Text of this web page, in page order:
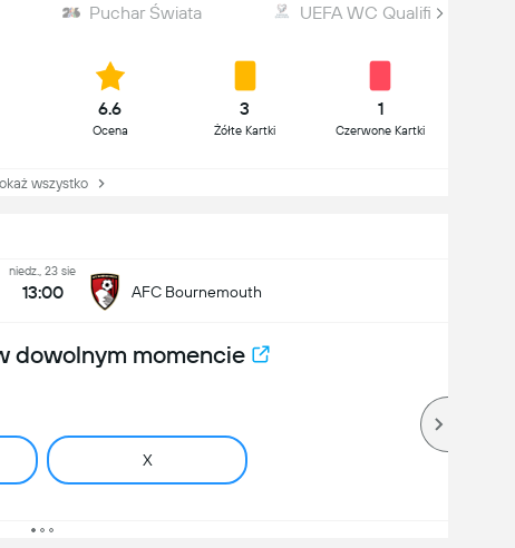
Puchar Świata UEFA WC Qualification
6.6
Ocena
3
Żółte Kartki
1
Czerwone Kartki
wszystko
niedz., 23 sie
13:00 AFC Bournemouth
dowolnym momencie
X